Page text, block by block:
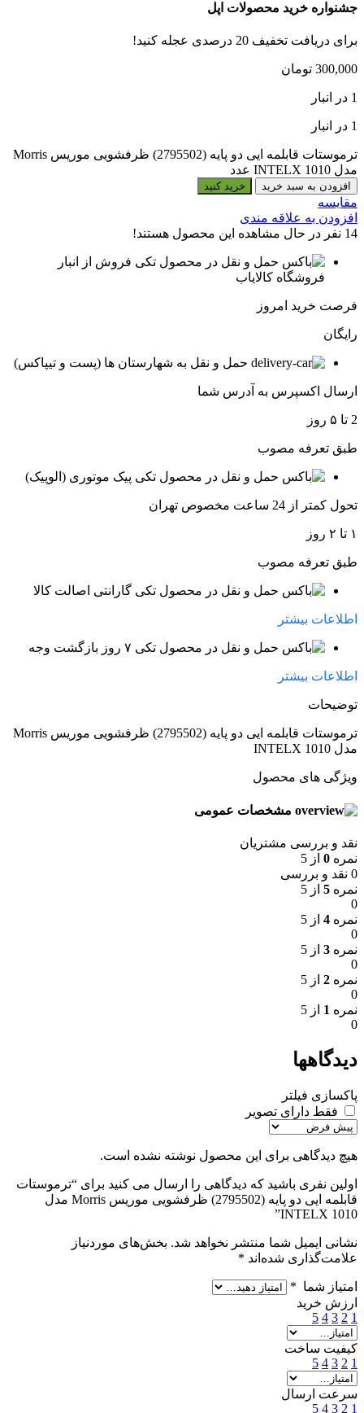
جشنواره خرید محصولات اپل
برای دریافت تخفیف 20 درصدی عجله کنید!
300,000 تومان
1 در انبار
1 در انبار
ترموستات قابلمه ایی دو پایه (2795502) ظرفشویی موریس Morris
مدل INTELX 1010 عدد
افزودن به سبد خرید خرید کنید
مقایسه
افزودن به علاقه مندی
14 نفر در حال مشاهده این محصول هستند!
فروش از انبار
فروشگاه کالایاب
فرصت خرید امروز
رایگان
حمل و نقل به شهارستان ها (پست و تیپاکس)
ارسال اکسپرس به آدرس شما
2 تا ۵ روز
طبق تعرفه مصوب
پیک موتوری (الوپیک)
تحول کمتر از 24 ساعت مخصوص تهران
۱ تا ۲ روز
طبق تعرفه مصوب
گارانتی اصالت کالا
اطلاعات بیشتر
۷ روز بازگشت وجه
اطلاعات بیشتر
توضیحات
ترموستات قابلمه ایی دو پایه (2795502) ظرفشویی موریس Morris
مدل INTELX 1010
ویژگی های محصول
مشخصات عمومی
نقد و بررسی مشتریان
نمره 0 از 5
0 نقد و بررسی
نمره 5 از 5
0
نمره 4 از 5
0
نمره 3 از 5
0
نمره 2 از 5
0
نمره 1 از 5
0
دیدگاهها
پاکسازی فیلتر
فقط دارای تصویر
هیچ دیدگاهی برای این محصول نوشته نشده است.
اولین نفری باشید که دیدگاهی را ارسال می کنید برای “ترموستات
قابلمه ایی دو پایه (2795502) ظرفشویی موریس Morris مدل
INTELX 1010”
نشانی ایمیل شما منتشر نخواهد شد. بخش‌های موردنیاز
علامت‌گذاری شده‌اند *
امتیاز شما *
ارزش خرید
1
2
3
4
5
کیفیت ساخت
1
2
3
4
5
سرعت ارسال
1
2
3
4
5